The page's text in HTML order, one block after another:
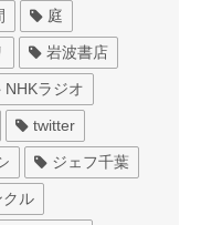
庭
岩波書店
NHKラジオ
twitter
ジェフ千葉
クル